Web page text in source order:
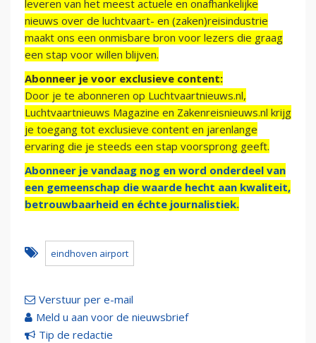
leveren van het meest actuele en onafhankelijke
nieuws over de luchtvaart- en (zaken)reisindustrie
maakt ons een onmisbare bron voor lezers die graag
een stap voor willen blijven.
Abonneer je voor exclusieve content:
Door je te abonneren op Luchtvaartnieuws.nl,
Luchtvaartnieuws Magazine en Zakenreisnieuws.nl krijg
je toegang tot exclusieve content en jarenlange
ervaring die je steeds een stap voorsprong geeft.
Abonneer je vandaag nog en word onderdeel van
een gemeenschap die waarde hecht aan kwaliteit,
betrouwbaarheid en échte journalistiek.
eindhoven airport
Verstuur per e-mail
Meld u aan voor de nieuwsbrief
Tip de redactie